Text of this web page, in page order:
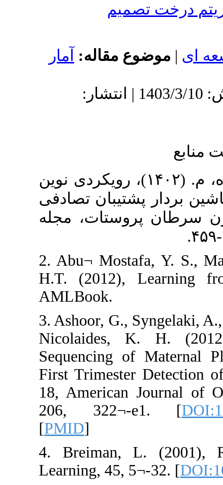
تصمیم
مقاله:آمار
دریافت: 1402/12/24 | پذیرش: 1403/3/10 | انتشار:
۱. موسوی، ن. و گلعلی‌زاده، م. (۱۴۰۲)، رویکردی نوین
تصادفی
پروستات، مجله
2. Abu¬
H.T. (2012),
AMLBook.
3. Ashoor, G.,
Nicolaides, K.
Sequencing of
First Trimester
18, American
206, 322¬-
4. Breiman, L.
Learning, 45, 5¬-